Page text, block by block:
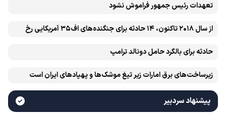
تعهدات رئیس جمهور فراموش نشود
از سال ۲۰۱۸ تاکنون، ۱۴ حادثه برای جنگنده‌های اف۳۵ آمریکایی رخ
حادثه برای بالگرد حامل دونالد ترامپ
زیرساخت‌های برق امارات زیر تیغ موشک‌ها و پهپادهای ایران است
پیشنهاد سردبیر